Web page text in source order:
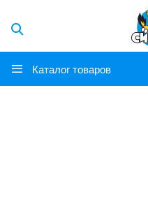
Каталог товаров